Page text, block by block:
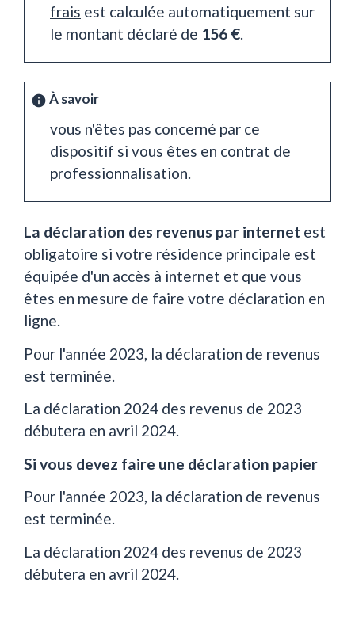
frais est calculée automatiquement sur
le montant déclaré de 156 €.
info À savoir
vous n'êtes pas concerné par ce
dispositif si vous êtes en contrat de
professionnalisation.
La déclaration des revenus par internet est
obligatoire si votre résidence principale est
équipée d'un accès à internet et que vous
êtes en mesure de faire votre déclaration en
ligne.
Pour l'année 2023, la déclaration de revenus
est terminée.
La déclaration 2024 des revenus de 2023
débutera en avril 2024.
Si vous devez faire une déclaration papier
Pour l'année 2023, la déclaration de revenus
est terminée.
La déclaration 2024 des revenus de 2023
débutera en avril 2024.